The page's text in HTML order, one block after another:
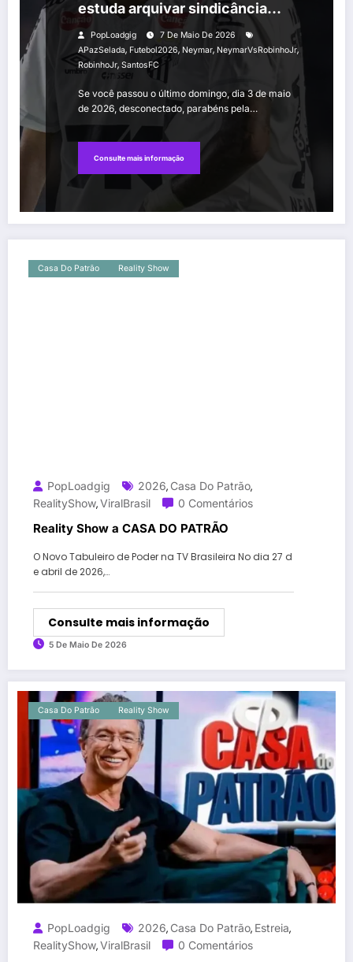
estuda arquivar sindicância
sobre o caso
PopLoadgig
7 De Maio De 2026
APazSelada, Futebol2026, Neymar, NeymarVsRobinhoJr,
RobinhoJr, SantosFC
Se você passou o último domingo, dia 3 de maio
de 2026, desconectado, parabéns pela…
Consulte mais informação
Casa Do Patrão Reality Show
PopLoadgig 2026, Casa Do Patrão,
RealityShow,ViralBrasil 0 Comentários
Reality Show a CASA DO PATRÃO
O Novo Tabuleiro de Poder na TV Brasileira No dia 27 d
e abril de 2026,…
Consulte mais informação
5 De Maio De 2026
Casa Do Patrão Reality Show
PopLoadgig 2026, Casa Do Patrão, Estreia,
RealityShow,ViralBrasil 0 Comentários